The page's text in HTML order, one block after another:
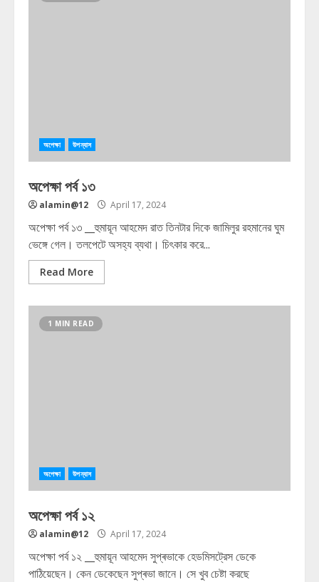
অপেক্ষা উপন্যাস
অপেক্ষা পর্ব ১৩
alamin@12 April 17, 2024
অপেক্ষা পর্ব ১৩ __হুমায়ূন আহমেদ রাত তিনটার দিকে জামিলুর রহমানের ঘুম
ভেঙ্গে গেল। তলপেটে অসহ্য ব্যথা। চিৎকার করে...
Read More
1 MIN READ
অপেক্ষা উপন্যাস
অপেক্ষা পর্ব ১২
alamin@12 April 17, 2024
অপেক্ষা পর্ব ১২ __হুমায়ূন আহমেদ সুপ্ৰভাকে হেডমিসট্রেস ডেকে
পাঠিয়েছেন। কেন ডেকেছেন সুপ্ৰভা জানে। সে খুব চেষ্টা করছে